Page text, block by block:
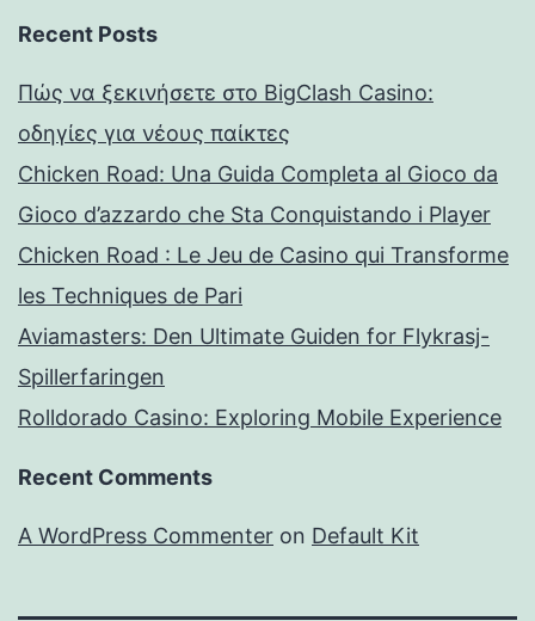
Recent Posts
Πώς να ξεκινήσετε στο BigClash Casino:
οδηγίες για νέους παίκτες
Chicken Road: Una Guida Completa al Gioco da
Gioco d’azzardo che Sta Conquistando i Player
Chicken Road : Le Jeu de Casino qui Transforme
les Techniques de Pari
Aviamasters: Den Ultimate Guiden for Flykrasj-
Spillerfaringen
Rolldorado Casino: Exploring Mobile Experience
Recent Comments
A WordPress Commenter on Default Kit